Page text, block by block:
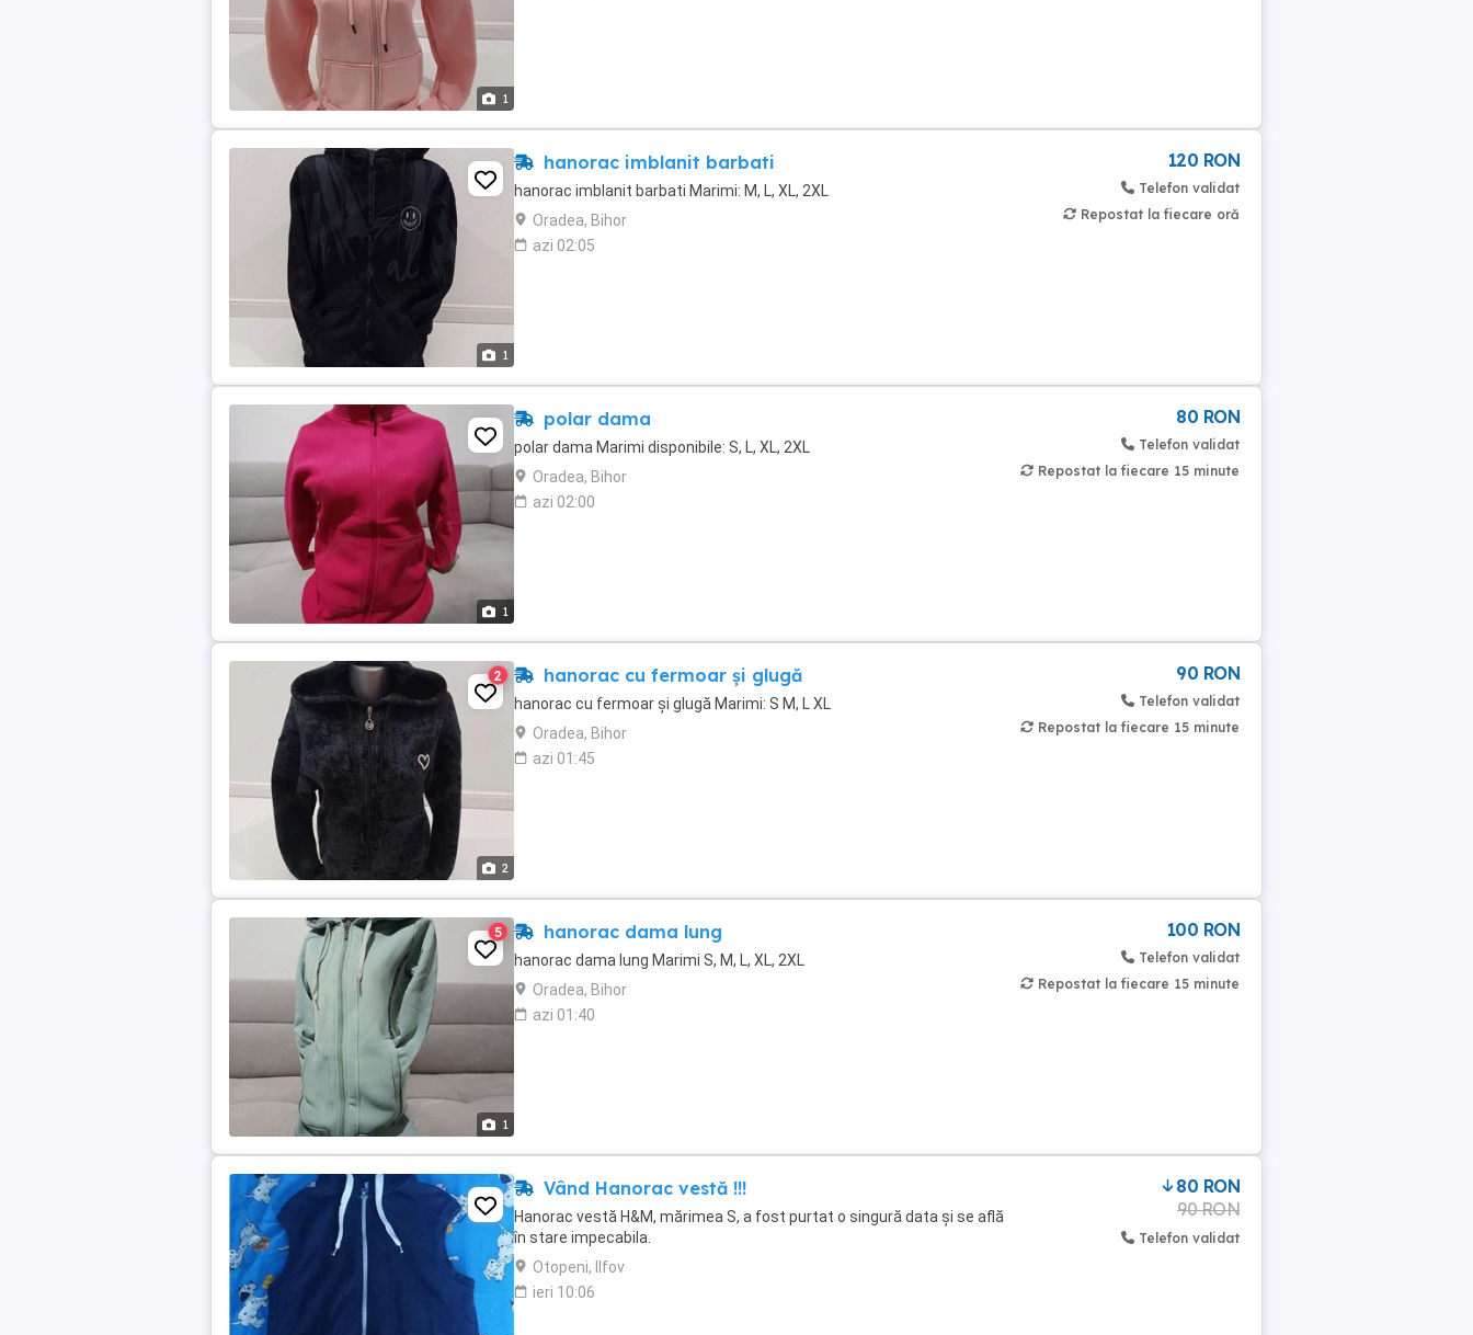
1
1
hanorac imblanit barbati
hanorac imblanit barbati Marimi: M, L, XL, 2XL
Oradea, Bihor
azi 02:05
120 RON
Telefon validat
Repostat la fiecare oră
1
polar dama
polar dama Marimi disponibile: S, L, XL, 2XL
Oradea, Bihor
azi 02:00
80 RON
Telefon validat
Repostat la fiecare 15 minute
2
2 hanorac cu fermoar și glugă
hanorac cu fermoar și glugă Marimi: S M, L XL
Oradea, Bihor
azi 01:45
90 RON
Telefon validat
Repostat la fiecare 15 minute
1
5 hanorac dama lung
hanorac dama lung Marimi S, M, L, XL, 2XL
Oradea, Bihor
azi 01:40
100 RON
Telefon validat
Repostat la fiecare 15 minute
Vând Hanorac vestă !!!
Hanorac vestă H&M, mărimea S, a fost purtat o singură data și se află
în stare impecabila.
Otopeni, Ilfov
ieri 10:06
80 RON
90 RON
Telefon validat